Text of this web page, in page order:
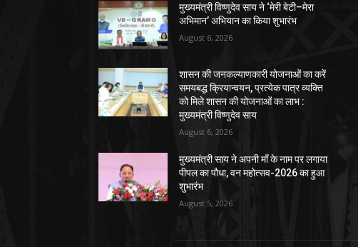
मुख्यमंत्री विष्णुदेव साय ने ‘मेरी बेटी–मेरा
अभिमान’ अभियान का किया शुभारंभ
August 6, 2026
शासन की जनकल्याणकारी योजनाओं का करें
समयबद्ध क्रियान्वयन, प्रत्येक पात्र व्यक्ति
को मिले शासन की योजनाओं का लाभ :
मुख्यमंत्री विष्णुदेव साय
August 6, 2026
मुख्यमंत्री साय ने अपनी माँ के नाम पर लगाया
पीपल का पौधा, वन महोत्सव-2026 का हुआ
शुभारंभ
August 5, 2026